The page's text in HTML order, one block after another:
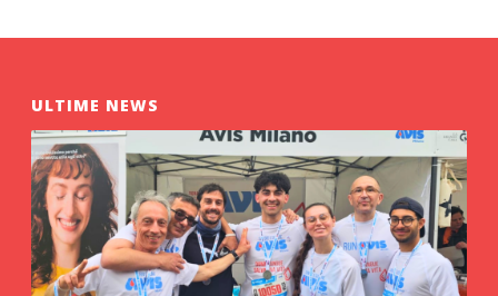
ULTIME NEWS